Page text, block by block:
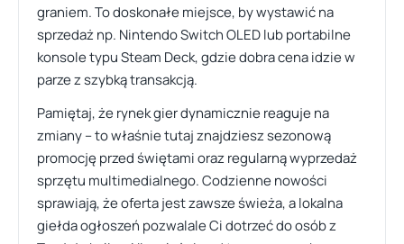
graniem. To doskonałe miejsce, by wystawić na
sprzedaż np. Nintendo Switch OLED lub portabilne
konsole typu Steam Deck, gdzie dobra cena idzie w
parze z szybką transakcją.
Pamiętaj, że rynek gier dynamicznie reaguje na
zmiany – to właśnie tutaj znajdziesz sezonową
promocję przed świętami oraz regularną wyprzedaż
sprzętu multimedialnego. Codzienne nowości
sprawiają, że oferta jest zawsze świeża, a lokalna
giełda ogłoszeń pozwalale Ci dotrzeć do osób z